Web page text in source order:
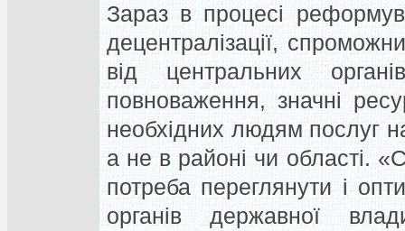
Зараз в процесі
децентралізації,
від центральних
повноваження, значні
необхідних людям послуг
а не в районі чи області.
потреба переглянути і
органів державної